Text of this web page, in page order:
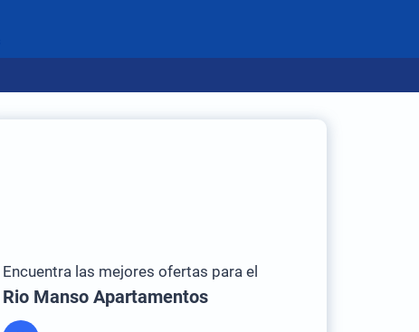
Encuentra las mejores ofertas para el
Rio Manso Apartamentos